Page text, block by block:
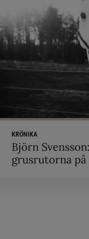
KRÖNIKA
Björn
grusrutorna på